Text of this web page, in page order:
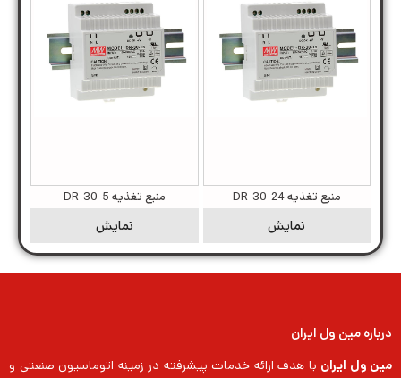
منبع تغذیه DR-30-24
نمایش
منبع تغذیه DR-30-5
نمایش
درباره مین ول ایران
مین ول ایران با هدف ارائه خدمات پیشرفته در زمینه اتوماسیون صنعتی و